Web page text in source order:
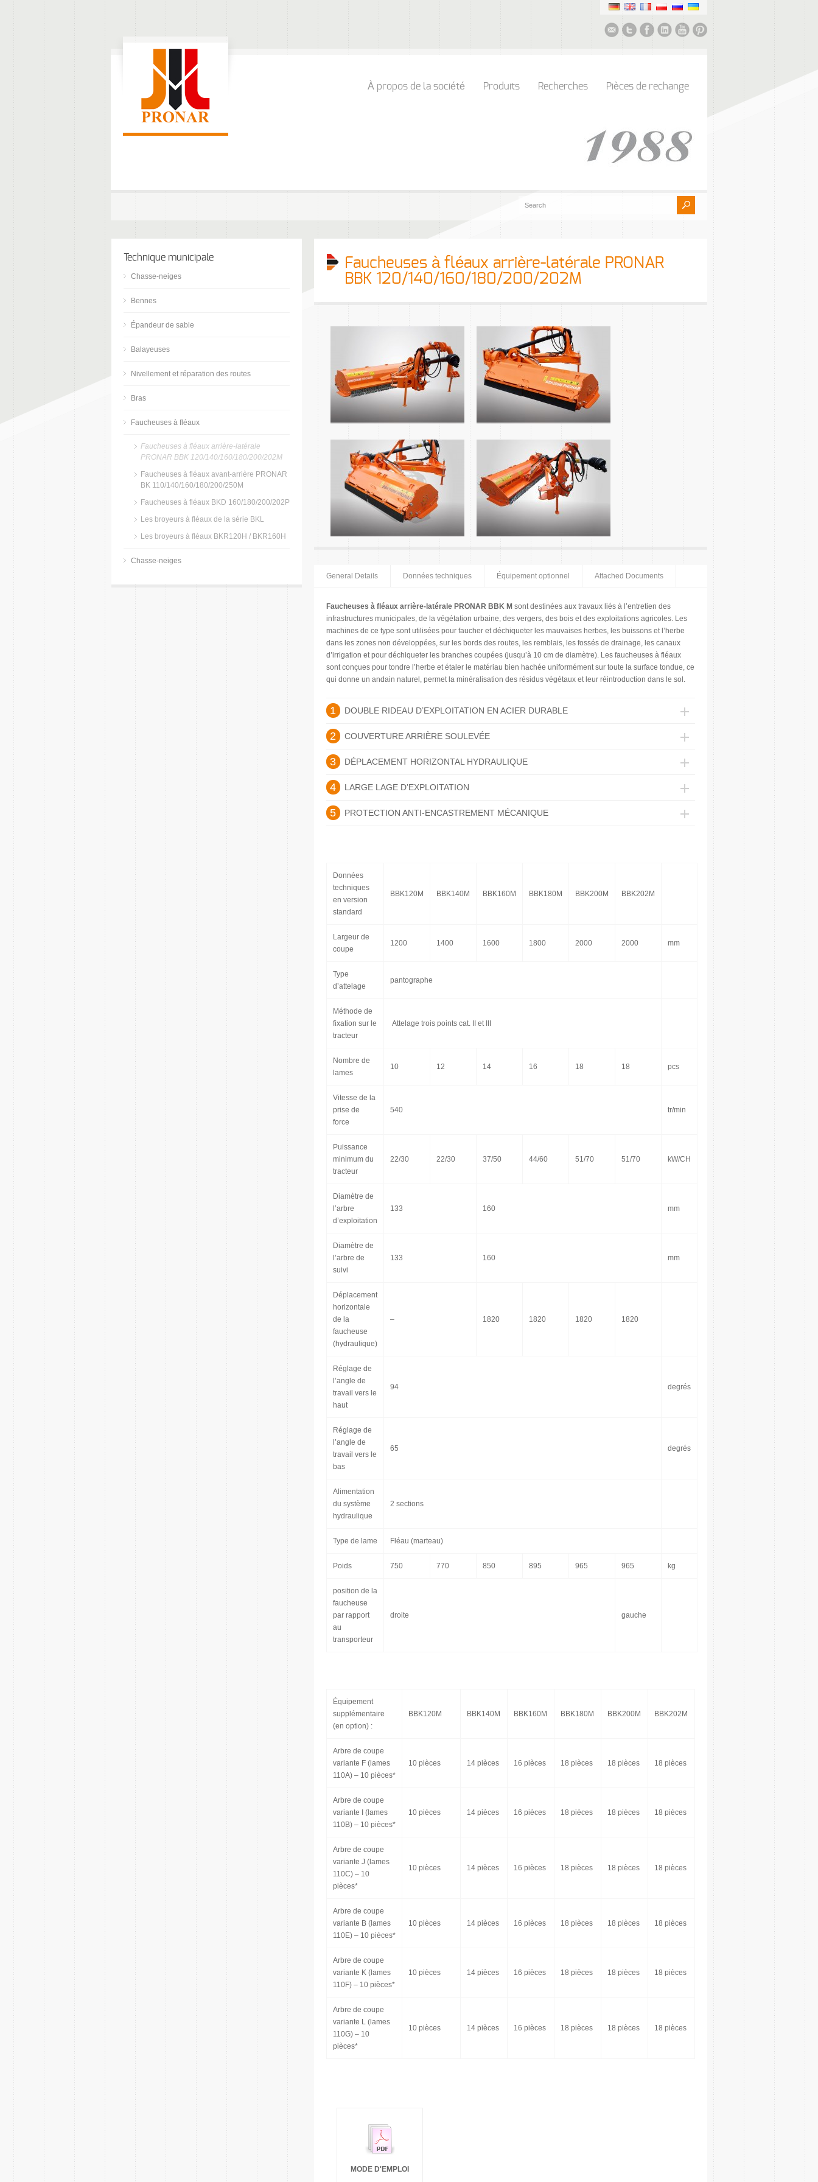
À propos de la société Produits Recherches Pièces de rechange
Faucheuses à fléaux arrière-latérale PRONAR
BBK 120/140/160/180/200/202M
General Details Données techniques Équipement optionnel Attached Documents
Faucheuses à fléaux arrière-latérale PRONAR BBK M sont destinées aux travaux liés à l’entretien des
infrastructures municipales, de la végétation urbaine, des vergers, des bois et des exploitations agricoles. Les
machines de ce type sont utilisées pour faucher et déchiqueter les mauvaises herbes, les buissons et l’herbe
dans les zones non développées, sur les bords des routes, les remblais, les fossés de drainage, les canaux
d’irrigation et pour déchiqueter les branches coupées (jusqu’à 10 cm de diamètre). Les faucheuses à fléaux
sont conçues pour tondre l’herbe et étaler le matériau bien hachée uniformément sur toute la surface tondue, ce
qui donne un andain naturel, permet la minéralisation des résidus végétaux et leur réintroduction dans le sol.
1 DOUBLE RIDEAU D’EXPLOITATION EN ACIER DURABLE
2 COUVERTURE ARRIÈRE SOULEVÉE
3 DÉPLACEMENT HORIZONTAL HYDRAULIQUE
4 LARGE LAGE D’EXPLOITATION
5 PROTECTION ANTI-ENCASTREMENT MÉCANIQUE
Données
techniques
en version
standard
BBK120M BBK140M BBK160M BBK180M BBK200M BBK202M
Largeur de
coupe
1200 1400 1600 1800 2000 2000 mm
Type
d’attelage
pantographe
Méthode de
fixation sur le
tracteur
Attelage trois points cat. II et III
Nombre de
lames
10 12 14 16 18 18 pcs
Vitesse de la
prise de
force
540 tr/min
Puissance
minimum du
tracteur
22/30 22/30 37/50 44/60 51/70 51/70 kW/CH
Diamètre de
l’arbre
d’exploitation
133 160 mm
Diamètre de
l’arbre de
suivi
133 160 mm
Déplacement
horizontale
de la
faucheuse
(hydraulique)
– 1820 1820 1820 1820
Réglage de
l’angle de
travail vers le
haut
94 degrés
Réglage de
l’angle de
travail vers le
bas
65 degrés
Alimentation
du système
hydraulique
2 sections
Type de lame Fléau (marteau)
Poids 750 770 850 895 965 965 kg
position de la
faucheuse
par rapport
au
transporteur
droite gauche
Équipement
supplémentaire
(en option) :
BBK120M BBK140M BBK160M BBK180M BBK200M BBK202M
Arbre de coupe
variante F (lames
110A) – 10 pièces*
10 pièces 14 pièces 16 pièces 18 pièces 18 pièces 18 pièces
Arbre de coupe
variante I (lames
110B) – 10 pièces*
10 pièces 14 pièces 16 pièces 18 pièces 18 pièces 18 pièces
Arbre de coupe
variante J (lames
110C) – 10
pièces*
10 pièces 14 pièces 16 pièces 18 pièces 18 pièces 18 pièces
Arbre de coupe
variante B (lames
110E) – 10 pièces*
10 pièces 14 pièces 16 pièces 18 pièces 18 pièces 18 pièces
Arbre de coupe
variante K (lames
110F) – 10 pièces*
10 pièces 14 pièces 16 pièces 18 pièces 18 pièces 18 pièces
Arbre de coupe
variante L (lames
110G) – 10
pièces*
10 pièces 14 pièces 16 pièces 18 pièces 18 pièces 18 pièces
MODE D'EMPLOI
Technique municipale
Chasse-neiges
Bennes
Épandeur de sable
Balayeuses
Nivellement et réparation des routes
Bras
Faucheuses à fléaux
Faucheuses à fléaux arrière-latérale
PRONAR BBK 120/140/160/180/200/202M
Faucheuses à fléaux avant-arrière PRONAR
BK 110/140/160/180/200/250M
Faucheuses à fléaux BKD 160/180/200/202P
Les broyeurs à fléaux de la série BKL
Les broyeurs à fléaux BKR120H / BKR160H
Chasse-neiges